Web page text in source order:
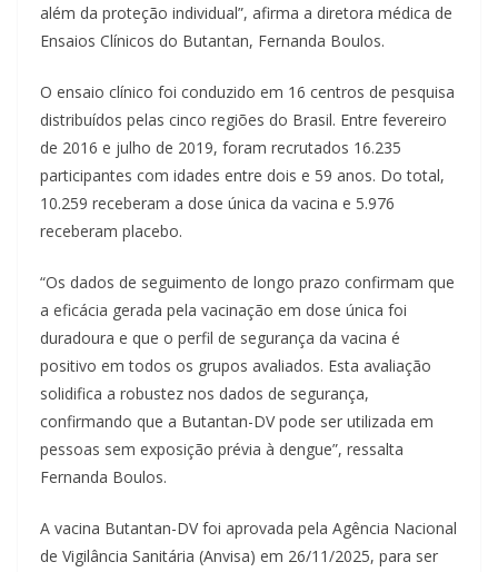
além da proteção individual”, afirma a diretora médica de
Ensaios Clínicos do Butantan, Fernanda Boulos.
O ensaio clínico foi conduzido em 16 centros de pesquisa
distribuídos pelas cinco regiões do Brasil. Entre fevereiro
de 2016 e julho de 2019, foram recrutados 16.235
participantes com idades entre dois e 59 anos. Do total,
10.259 receberam a dose única da vacina e 5.976
receberam placebo.
“Os dados de seguimento de longo prazo confirmam que
a eficácia gerada pela vacinação em dose única foi
duradoura e que o perfil de segurança da vacina é
positivo em todos os grupos avaliados. Esta avaliação
solidifica a robustez nos dados de segurança,
confirmando que a Butantan-DV pode ser utilizada em
pessoas sem exposição prévia à dengue”, ressalta
Fernanda Boulos.
A vacina Butantan-DV foi aprovada pela Agência Nacional
de Vigilância Sanitária (Anvisa) em 26/11/2025, para ser